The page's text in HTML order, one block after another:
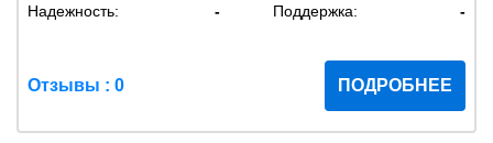
Надежность:
- Поддержка: -
Отзывы : 0 ПОДРОБНЕЕ